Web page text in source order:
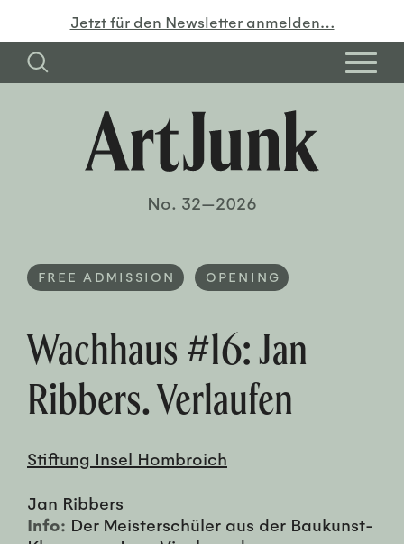
Jetzt für den Newsletter anmelden…
No. 32—2026
FREE ADMISSION OPENING
Wachhaus #16: Jan
Ribbers. Verlaufen
Stiftung Insel Hombroich
Jan Ribbers
Info: Der Meisterschüler aus der Baukunst-